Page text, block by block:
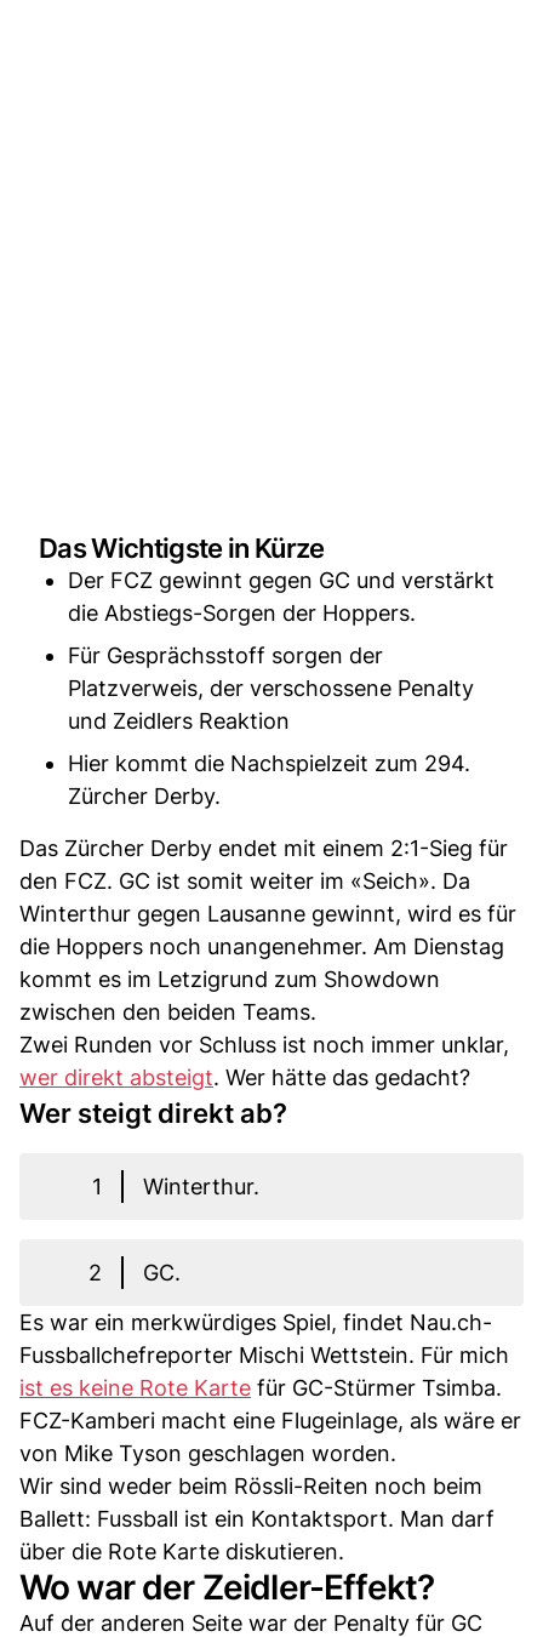
Das Wichtigste in Kürze
Der FCZ gewinnt gegen GC und verstärkt
die Abstiegs-Sorgen der Hoppers.
Für Gesprächsstoff sorgen der
Platzverweis, der verschossene Penalty
und Zeidlers Reaktion
Hier kommt die Nachspielzeit zum 294.
Zürcher Derby.
Das Zürcher Derby endet mit einem 2:1-Sieg für
den FCZ. GC ist somit weiter im «Seich». Da
Winterthur gegen Lausanne gewinnt, wird es für
die Hoppers noch unangenehmer. Am Dienstag
kommt es im Letzigrund zum Showdown
zwischen den beiden Teams.
Zwei Runden vor Schluss ist noch immer unklar,
wer direkt absteigt. Wer hätte das gedacht?
Wer steigt direkt ab?
1 Winterthur.
2
GC.
Es war ein merkwürdiges Spiel, findet Nau.ch-
Fussballchefreporter Mischi Wettstein. Für mich
ist es keine Rote Karte für GC-Stürmer Tsimba.
FCZ-Kamberi macht eine Flugeinlage, als wäre er
von Mike Tyson geschlagen worden.
Wir sind weder beim Rössli-Reiten noch beim
Ballett: Fussball ist ein Kontaktsport. Man darf
über die Rote Karte diskutieren.
Wo war der Zeidler-Effekt?
Auf der anderen Seite war der Penalty für GC